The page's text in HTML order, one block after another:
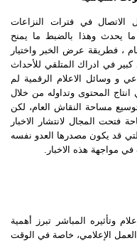
الاتصال في فترات النزاعات
ما يحدث وهذا بالضبط ما يمنح
، فطريقة عرض الخبر واختيار
كبير في ادراك المتلقي للأحداث
و وسائل الاعلام الرقمية لم
المحتوى وتداوله من خلال
مساحة النقاش العام، لكن
المجال لانتشار الاخبار
قد يكون مصدرها العدو نفسه
مواجهة هذه الاخبار.
وتأثيره المباشر تبرز أهمية
العمل الإعلامي، خاصة في الوقت